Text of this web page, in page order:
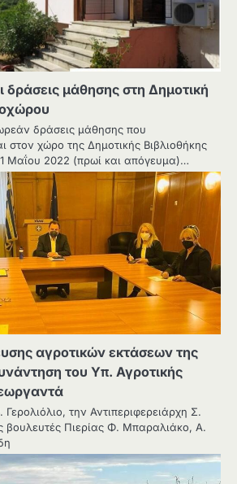
δράσεις μάθησης στη Δημοτική
δράσεις μάθησης που
στον χώρο της Δημοτικής Βιβλιοθήκης
Μαΐου 2022 (πρωί και απόγευμα)…
αγροτικών εκτάσεων της
του Υπ. Αγροτικής
την Αντιπεριφερειάρχη Σ.
βουλευτές Πιερίας Φ. Μπαραλιάκο, Α.